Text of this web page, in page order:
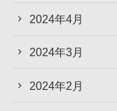
2024年4月
2024年3月
2024年2月